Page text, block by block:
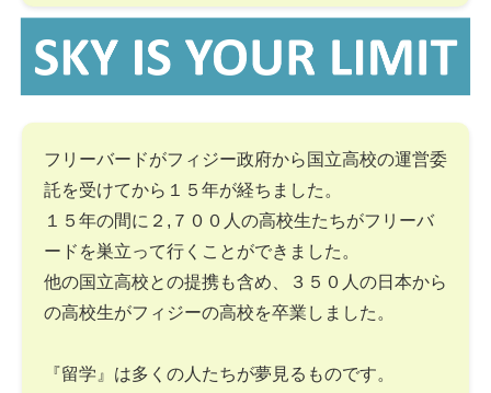
フリーバードがフィジー政府から国立高校の運営委
託を受けてから１５年が経ちました。
１５年の間に２,７００人の高校生たちがフリーバ
ードを巣立って行くことができました。
他の国立高校との提携も含め、３５０人の日本から
の高校生がフィジーの高校を卒業しました。
『留学』は多くの人たちが夢見るものです。